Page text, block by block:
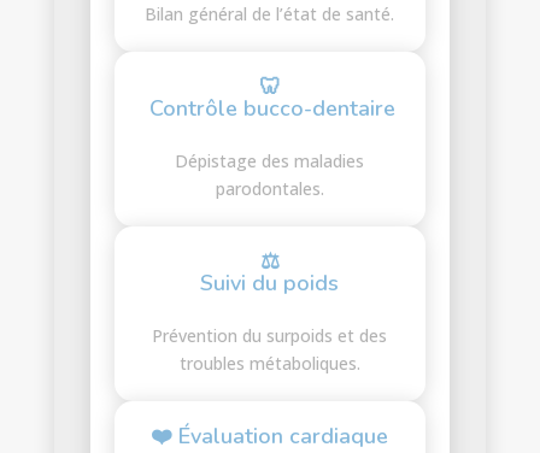
Bilan général de l’état de santé.
🦷
Contrôle bucco-dentaire
Dépistage des maladies
parodontales.
⚖
Suivi du poids
Prévention du surpoids et des
troubles métaboliques.
❤️ Évaluation cardiaque